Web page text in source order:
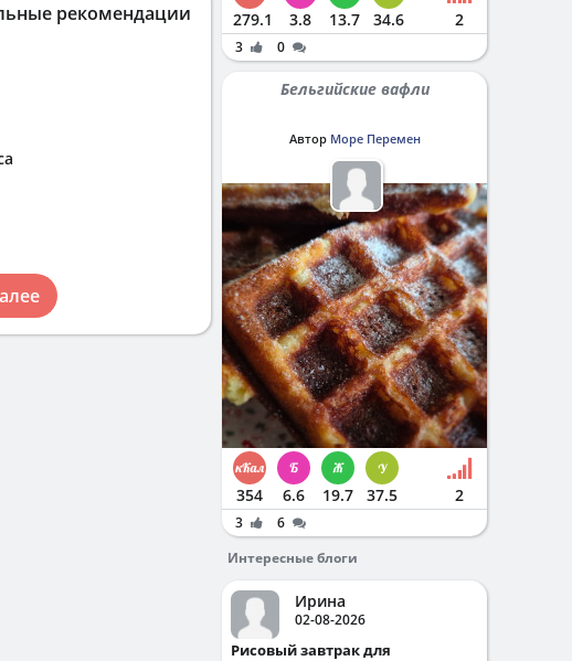
рекомендации 279.1 3.8 13.7 34.6 2
3 0
Бельгийские вафли
Автор Море Перемен
354 6.6 19.7 37.5 2
3
6
Интересные блоги
Ирина
02-08-2026
Рисовый завтрак для